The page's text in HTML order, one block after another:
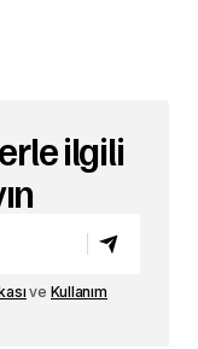
ilgili
ve Kullanım